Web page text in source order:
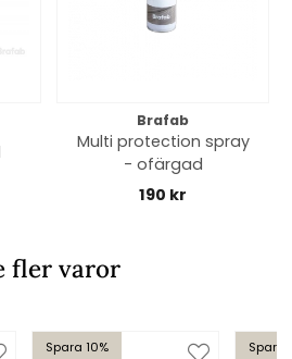
Brafab
Multi protection spray
- ofärgad
190 kr
fler varor
Spara 10% Spara